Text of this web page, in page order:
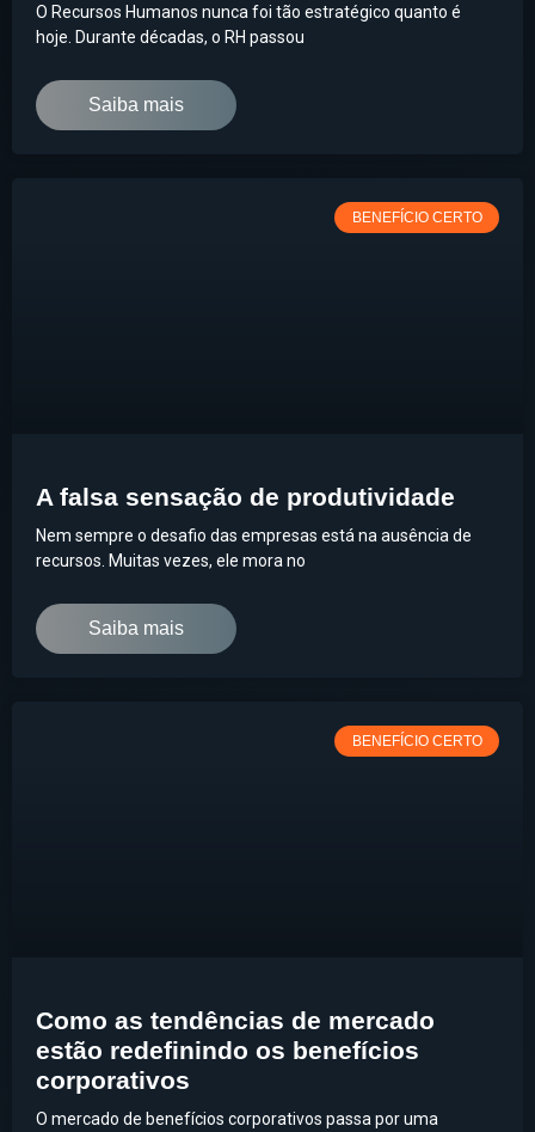
O Recursos Humanos nunca foi tão estratégico quanto é
hoje. Durante décadas, o RH passou
Saiba mais
BENEFÍCIO CERTO
A falsa sensação de produtividade
Nem sempre o desafio das empresas está na ausência de
recursos. Muitas vezes, ele mora no
Saiba mais
BENEFÍCIO CERTO
Como as tendências de mercado
estão redefinindo os benefícios
corporativos
O mercado de benefícios corporativos passa por uma